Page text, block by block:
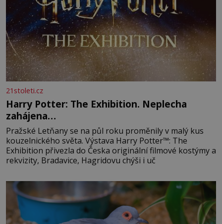
21stoleti.cz
Harry Potter: The Exhibition. Neplecha
zahájena…
Pražské Letňany se na půl roku proměnily v malý kus
kouzelnického světa. Výstava Harry Potter™: The
Exhibition přivezla do Česka originální filmové kostýmy a
rekvizity, Bradavice, Hagridovu chýši i uč